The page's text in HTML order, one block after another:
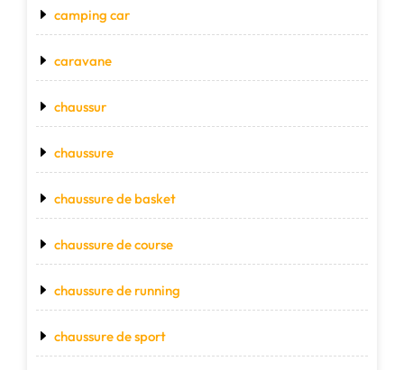
camping car
caravane
chaussur
chaussure
chaussure de basket
chaussure de course
chaussure de running
chaussure de sport